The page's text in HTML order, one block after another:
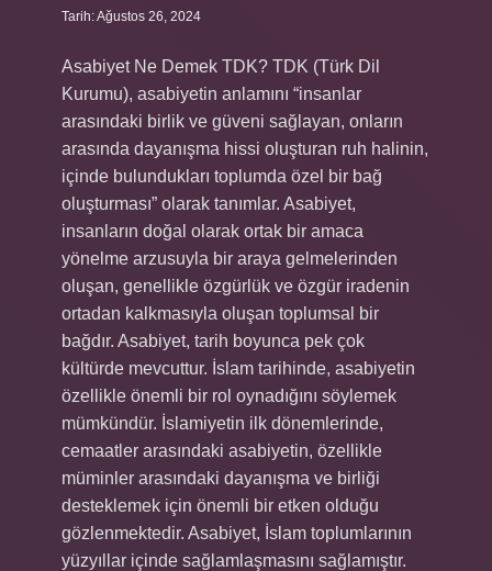
Tarih: Ağustos 26, 2024
Asabiyet Ne Demek TDK? TDK (Türk Dil
Kurumu), asabiyetin anlamını “insanlar
arasındaki birlik ve güveni sağlayan, onların
arasında dayanışma hissi oluşturan ruh halinin,
içinde bulundukları toplumda özel bir bağ
oluşturması” olarak tanımlar. Asabiyet,
insanların doğal olarak ortak bir amaca
yönelme arzusuyla bir araya gelmelerinden
oluşan, genellikle özgürlük ve özgür iradenin
ortadan kalkmasıyla oluşan toplumsal bir
bağdır. Asabiyet, tarih boyunca pek çok
kültürde mevcuttur. İslam tarihinde, asabiyetin
özellikle önemli bir rol oynadığını söylemek
mümkündür. İslamiyetin ilk dönemlerinde,
cemaatler arasındaki asabiyetin, özellikle
müminler arasındaki dayanışma ve birliği
desteklemek için önemli bir etken olduğu
gözlenmektedir. Asabiyet, İslam toplumlarının
yüzyıllar içinde sağlamlaşmasını sağlamıştır.